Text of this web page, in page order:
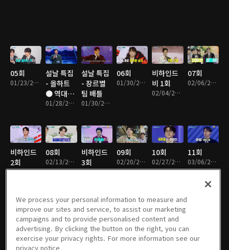
05회
01/23/2025 • 2시간 24분
설날 특집
- 올하트
● 역대급
퍼포먼스01/28/2025 • 2시간 1분
설날 특집
- 장르별
팀 배틀
01/30/2025 • 1시간 3분
06회
01/30/2025 • 2시간 51분
비하인드
비 1회
02/04/2025 • 2시간 11분
07회
02/06/2025 • 2시간 40분
비하인드
2회
02/11/2025 • 2시간 10분
08회
02/13/2025 • 2시간 42분
비하인드
3회
02/18/2025 • 1시간 56분
09회
02/20/2025 • 2시간 44분
10회
02/27/2025 • 3시간 3분
11회
03/06/2025 • 2시간 55분
12회
03/13/2025 • 3시간 15분
갈라쇼 01
회
03/20/2025 • 1시간 53분
갈라쇼 02
회
03/27/2025 • 1시간 51분
TOP7 비
긴즈 01회
04/03/2025 • 1시간 50분
TOP7 비
긴즈 02회
04/10/2025 • 1시간 58분
긴즈 03회
We process your personal information to measure and
improve our sites and service, to assist our marketing
campaigns and to provide personalised content and
advertising. By clicking the button on the right, you can
exercise your privacy rights. For more information see our
privacy notice